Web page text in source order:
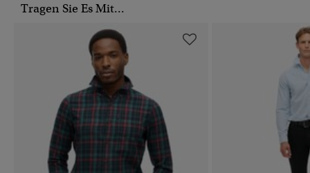
Tragen Sie Es Mit...